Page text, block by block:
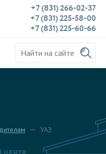
+7 (831) 266-02-37
+7 (831) 225-58-00
+7 (831) 225-60-66
УАЗ